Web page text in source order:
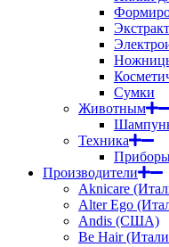
Сумки
Животным
Техника
Производители
Aknicare
Alter Ego
Andis (США)
Be Hair